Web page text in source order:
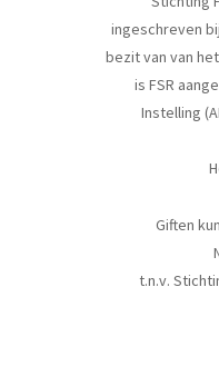
ingeschreven
bezit van van
is FSR
Instelling
Giften
t.n.v.